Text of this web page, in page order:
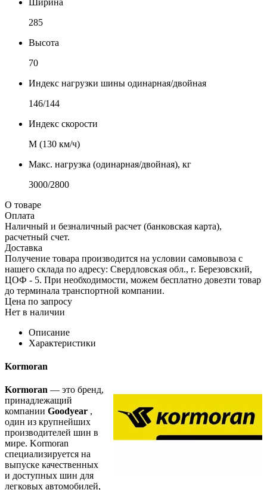
285
Высота
70
Индекс нагрузки шины одинарная/двойная
146/144
Индекс скорости
М (130 км/ч)
Макс. нагрузка (одинарная/двойная), кг
3000/2800
О товаре
Оплата
Наличный и безналичный расчет (банковская карта),
расчетный счет.
Доставка
Получение товара производится на условии самовывоза с
нашего склада по адресу: Свердловская обл., г. Березовский,
ЦОФ - 5. При необходимости, можем бесплатно довезти товар
до терминала транспортной компании.
Цена по запросу
Нет в наличии
Описание
Характеристики
Kormoran
Kormoran — это бренд,
принадлежащий
компании Goodyear ,
один из крупнейших
производителей шин в
мире. Kormoran
специализируется на
выпуске качественных
и доступных шин для
легковых автомобилей,